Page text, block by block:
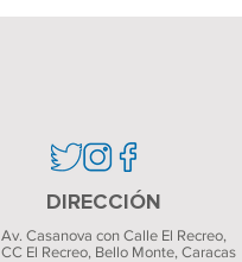
DIRECCIÓN
Av. Casanova con Calle El Recreo,
CC El Recreo, Bello Monte, Caracas